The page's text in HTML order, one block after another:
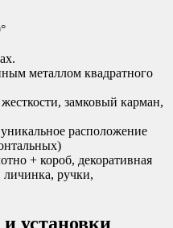
металлом квадратного
замковый карман,
расположение
+ короб, декоративная
личинка, ручки,
установки